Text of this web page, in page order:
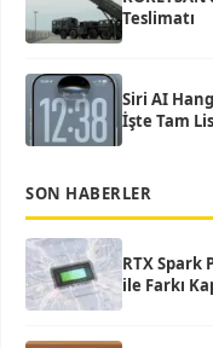
Teslimatı
Siri AI
İşte Tam
SON HABERLER
RTX Spark
ile Farkı